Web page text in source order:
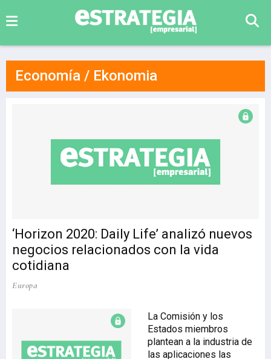
Economía / Ekonomia
‘Horizon 2020: Daily Life’ analizó nuevos
negocios relacionados con la vida
cotidiana
Europa
La Comisión y los
Estados miembros
plantean a la industria de
las aplicaciones las